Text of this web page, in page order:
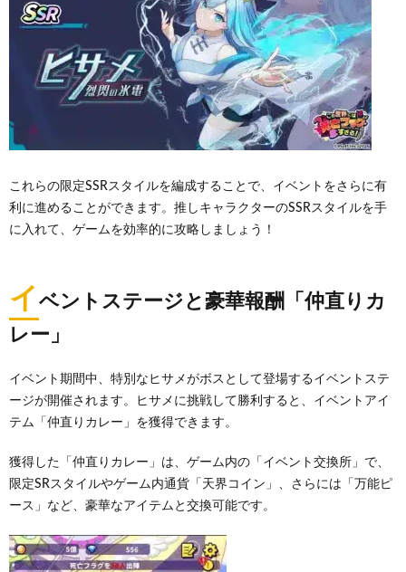
これらの限定SSRスタイルを編成することで、イベントをさらに有
利に進めることができます。推しキャラクターのSSRスタイルを手
に入れて、ゲームを効率的に攻略しましょう！
イ ベントステージと豪華報酬「仲直りカ
レー」
イベント期間中、特別なヒサメがボスとして登場するイベントステ
ージが開催されます。ヒサメに挑戦して勝利すると、イベントアイ
テム「仲直りカレー」を獲得できます。
獲得した「仲直りカレー」は、ゲーム内の「イベント交換所」で、
限定SRスタイルやゲーム内通貨「天界コイン」、さらには「万能ピ
ース」など、豪華なアイテムと交換可能です。